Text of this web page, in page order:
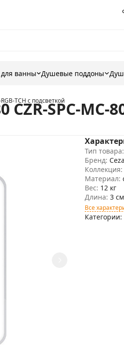
ванны Душевые поддоны
TCH с подсветкой
SPC-MC-
Тип товара:
Бренд:
Коллекция:
Материал:
Вес: 12 кг
Длина: 3 см
Все
Категории: